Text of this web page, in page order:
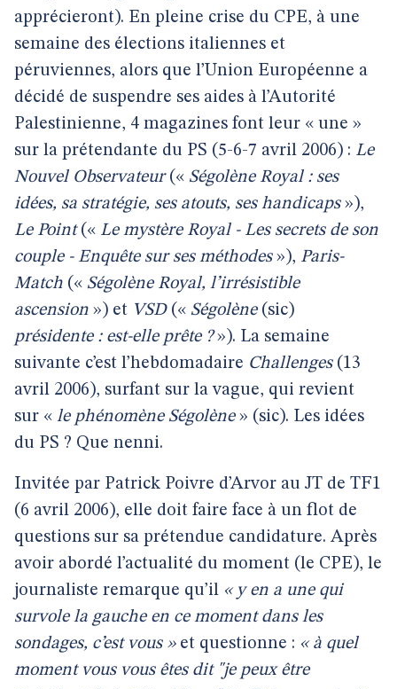
apprécieront). En pleine crise du CPE, à une
semaine des élections italiennes et
péruviennes, alors que l’Union Européenne a
décidé de suspendre ses aides à l’Autorité
Palestinienne, 4 magazines font leur « une »
sur la prétendante du PS (5-6-7 avril 2006) : Le
Nouvel Observateur (« Ségolène Royal : ses
idées, sa stratégie, ses atouts, ses handicaps»),
Le Point(« Le mystère Royal - Les secrets de son
couple - Enquête sur ses méthodes»), Paris-
Match (« Ségolène Royal, l’irrésistible
ascension ») et VSD(« Ségolène (sic)
présidente : est-elle prête ?»). La semaine
suivante c’est l’hebdomadaire Challenges(13
avril 2006), surfant sur la vague, qui revient
sur « le phénomène Ségolène» (sic). Les idées
du PS ? Que nenni.
Invitée par Patrick Poivre d’Arvor au JT de TF1
(6 avril 2006), elle doit faire face à un flot de
questions sur sa prétendue candidature. Après
avoir abordé l’actualité du moment (le CPE), le
journaliste remarque qu’il « y en a une qui
survole la gauche en ce moment dans les
sondages, c’est vous » et questionne : « à quel
moment vous vous êtes dit "je peux être